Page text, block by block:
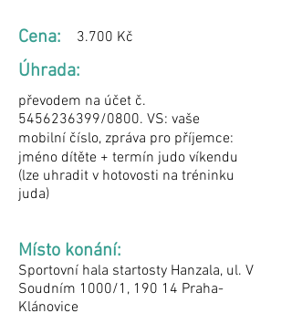
Cena: 3.700 Kč
Úhrada:
převodem na účet č.
5456236399/0800. VS: vaše
mobilní číslo, zpráva pro příjemce:
jméno dítěte + termín judo víkendu
(lze uhradit v hotovosti na tréninku
juda)
Místo konání:
Sportovní hala startosty Hanzala, ul. V
Soudním 1000/1, 190 14 Praha-
Klánovice